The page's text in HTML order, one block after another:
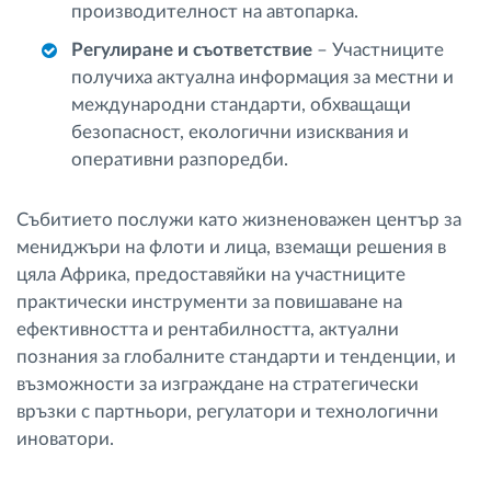
производителност на автопарка.
Регулиране и съответствие – Участниците
получиха актуална информация за местни и
международни стандарти, обхващащи
безопасност, екологични изисквания и
оперативни разпоредби.
Събитието послужи като жизненоважен център за
мениджъри на флоти и лица, вземащи решения в
цяла Африка, предоставяйки на участниците
практически инструменти за повишаване на
ефективността и рентабилността, актуални
познания за глобалните стандарти и тенденции, и
възможности за изграждане на стратегически
връзки с партньори, регулатори и технологични
иноватори.